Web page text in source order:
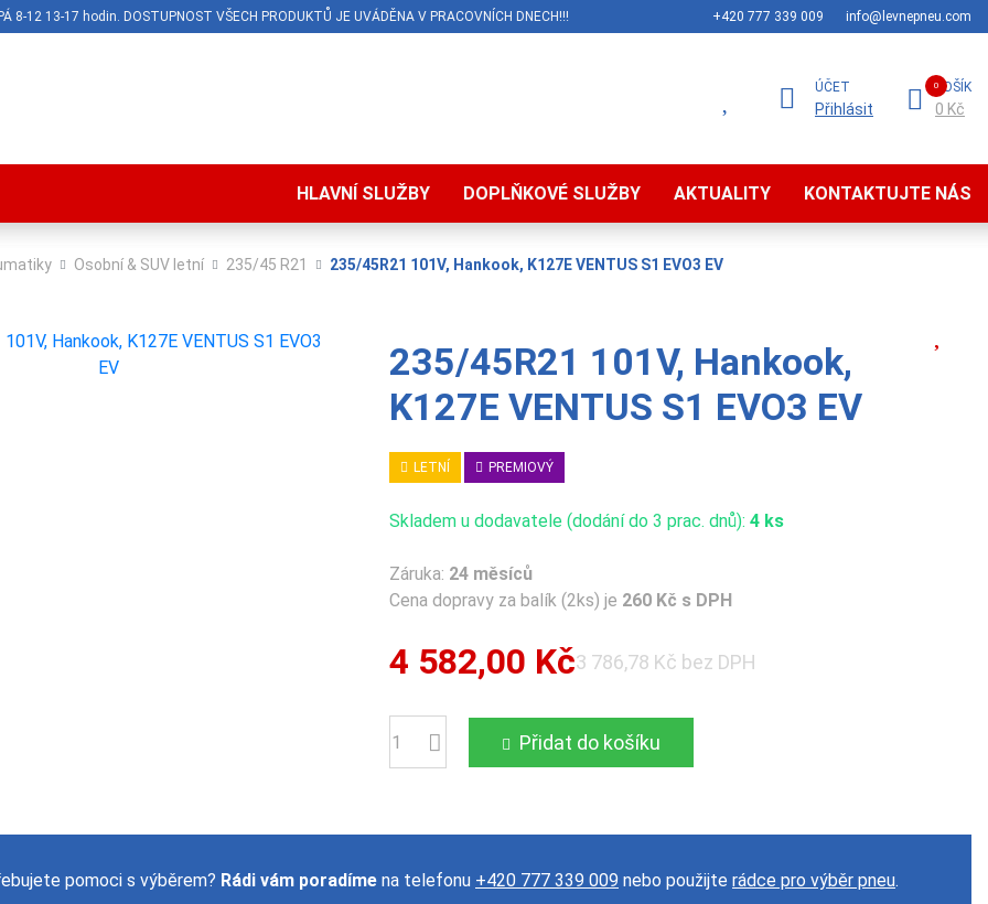
8-12 13-17 hodin. DOSTUPNOST VŠECH PRODUKTŮ JE UVÁDĚNA V PRACOVNÍCH DNECH!!! +420 777 339 009 info@levnepneu.com
ÚČET
Přihlásit
KOŠÍK
0 Kč
HLAVNÍ SLUŽBY DOPLŇKOVÉ SLUŽBY AKTUALITY KONTAKTUJTE NÁS
Osobní & SUV letní 235/45 R21 235/45R21 101V, Hankook, K127E VENTUS S1 EVO3 EV
235/45R21 101V, Hankook,
K127E VENTUS S1 EVO3 EV
LETNÍ PREMIOVÝ
Skladem u dodavatele (dodání do 3 prac. dnů): 4 ks
Záruka: 24 měsíců
Cena dopravy za balík (2ks) je 260 Kč s DPH
4 582,00 Kč3 786,78 Kč bez DPH
Počet Přidat do košíku
pomoci s výběrem? Rádi vám poradíme na telefonu +420 777 339 009 nebo použijte rádce pro výběr pneu.